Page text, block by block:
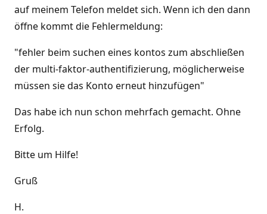
p
i
s
auf meinem Telefon meldet sich. Wenn ich den dann
öffne kommt die Fehlermeldung:
"fehler beim suchen eines kontos zum abschließen
der multi-faktor-authentifizierung, möglicherweise
müssen sie das Konto erneut hinzufügen"
Das habe ich nun schon mehrfach gemacht. Ohne
Erfolg.
Bitte um Hilfe!
Gruß
H.